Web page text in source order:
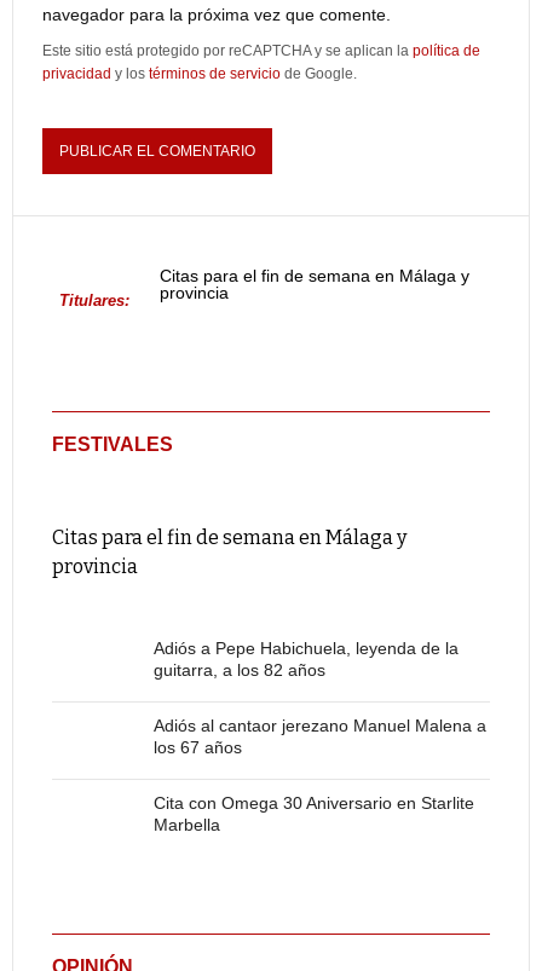
navegador para la próxima vez que comente.
Este sitio está protegido por reCAPTCHA y se aplican la política de
privacidad y los términos de servicio de Google.
Titulares:
Citas para el fin de semana en Málaga y
provincia
FESTIVALES
Citas para el fin de semana en Málaga y
provincia
Adiós a Pepe Habichuela, leyenda de la
guitarra, a los 82 años
Adiós al cantaor jerezano Manuel Malena a
los 67 años
Cita con Omega 30 Aniversario en Starlite
Marbella
OPINIÓN